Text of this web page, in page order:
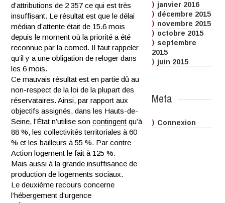
d’attributions de 2 357 ce qui est très
insuffisant. Le résultat est que le délai
médian d’attente était de 15.6 mois
depuis le moment où la priorité a été
reconnue par lacomed. Il faut rappeler
qu’il y a une obligation de reloger dans
les 6 mois.
Ce mauvais résultat est en partie dû au
non-respect de la loi de la plupart des
réservataires. Ainsi, par rapport aux
objectifs assignés, dans les Hauts-de-
Seine, l’État n’utilise soncontingent qu’à
88 %, les collectivités territoriales à 60
% et les bailleurs à 55 %. Par contre
Action logement le fait à 125 %.
Mais aussi à la grande insuffisance de
production de logements sociaux.
Le deuxième recours concerne
l’hébergement d’urgence
janvier 2016
décembre 2015
novembre 2015
octobre 2015
septembre
2015
juin 2015
Meta
Connexion